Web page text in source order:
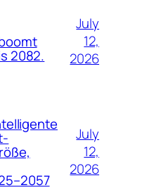
2082.
July
12,
2026
July
12,
2026